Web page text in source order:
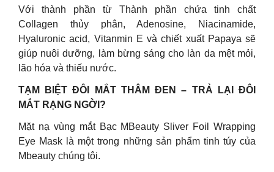
Với thành phần từ Thành phần chứa tinh chất
Collagen thủy phân, Adenosine, Niacinamide,
Hyaluronic acid, Vitanmin E và chiết xuất Papaya sẽ
giúp nuôi dưỡng, làm bừng sáng cho làn da mệt mỏi,
lão hóa và thiếu nước.
TẠM BIỆT ĐÔI MẮT THÂM ĐEN – TRẢ LẠI ĐÔI
MẮT RẠNG NGỜI?
Mặt nạ vùng mắt Bạc MBeauty Sliver Foil Wrapping
Eye Mask là một trong những sản phẩm tinh túy của
Mbeauty chúng tôi.